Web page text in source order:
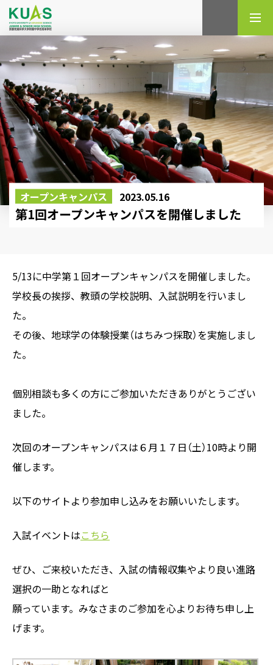
検索
オープンキャンパス 2023.05.16
第1回オープンキャンパスを開催しました
5/13に中学第１回オープンキャンパスを開催しました。
学校長の挨拶、教頭の学校説明、入試説明を行いまし
た。
その後、地球学の体験授業（はちみつ採取）を実施しまし
た。
個別相談も多くの方にご参加いただきありがとうござい
ました。
次回のオープンキャンパスは６月１７日（土）10時より開
催します。
以下のサイトより参加申し込みをお願いいたします。
入試イベントはこちら
ぜひ、ご来校いただき、入試の情報収集やより良い進路
選択の一助となればと
願っています。みなさまのご参加を心よりお待ち申し上
げます。